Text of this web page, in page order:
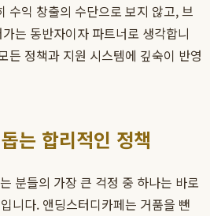
수익 창출의 수단으로 보지 않고, 브
는 동반자이자 파트너로 생각합니
든 정책과 지원 시스템에 깊숙이 반영
는 합리적인 정책
분들의 가장 큰 걱정 중 하나는 바로
니다. 앤딩스터디카페는 거품을 뺀